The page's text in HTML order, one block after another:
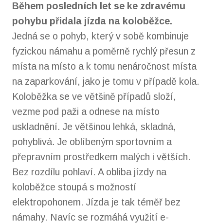
Během posledních let se ke zdravému
pohybu přidala jízda na koloběžce.
Jedná se o pohyb, který v sobě kombinuje
fyzickou námahu a poměrně rychlý přesun z
místa na místo a k tomu nenáročnost místa
na zaparkování, jako je tomu v případě kola.
Koloběžka se ve většině případů složí,
vezme pod paži a odnese na místo
uskladnění. Je většinou lehká, skladná,
pohyblivá. Je oblíbeným sportovním a
přepravním prostředkem malých i větších.
Bez rozdílu pohlaví. A obliba jízdy na
koloběžce stoupá s možností
elektropohonem. Jízda je tak téměř bez
námahy. Navíc se rozmáhá využití e-